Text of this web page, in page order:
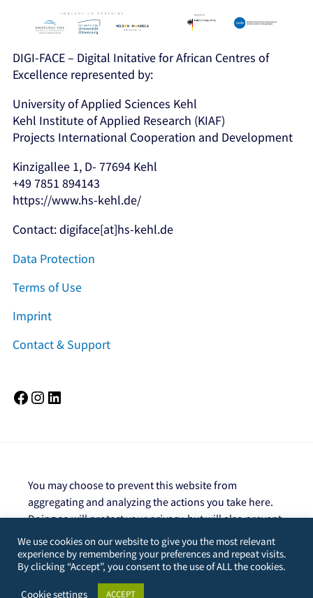
DIGI-FACE – Digital Initative for African Centres of
Excellence represented by:
University of Applied Sciences Kehl
Kehl Institute of Applied Research (KIAF)
Projects International Cooperation and Development
Kinzigallee 1, D- 77694 Kehl
+49 7851 894143
https://www.hs-kehl.de/
Contact: digiface[at]hs-kehl.de
Data Protection
Terms of Use
Imprint
Contact & Support
Facebook Instagram
You may choose to prevent this website from
aggregating and analyzing the actions you take here.
Doing so will protect your privacy, but will also prevent
the owner from learning from your actions and
creating a better experience for you and other users.
You are not opted out. Uncheck this box to opt-
out.
We use cookies on our website to give you the most relevant
experience by remembering your preferences and repeat visits.
By clicking “Accept”, you consent to the use of ALL the cookies.
Cookie settings ACCEPT